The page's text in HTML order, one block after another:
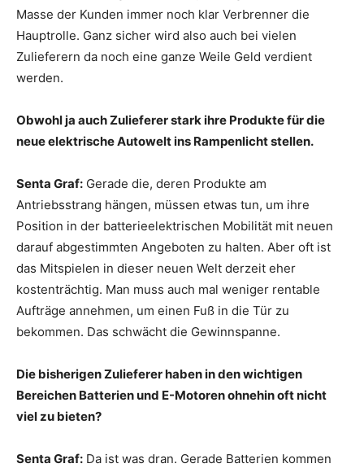
Masse der Kunden immer noch klar Verbrenner die
Hauptrolle. Ganz sicher wird also auch bei vielen
Zulieferern da noch eine ganze Weile Geld verdient
werden.
Obwohl ja auch Zulieferer stark ihre Produkte für die
neue elektrische Autowelt ins Rampenlicht stellen.
Senta Graf: Gerade die, deren Produkte am
Antriebsstrang hängen, müssen etwas tun, um ihre
Position in der batterieelektrischen Mobilität mit neuen
darauf abgestimmten Angeboten zu halten. Aber oft ist
das Mitspielen in dieser neuen Welt derzeit eher
kostenträchtig. Man muss auch mal weniger rentable
Aufträge annehmen, um einen Fuß in die Tür zu
bekommen. Das schwächt die Gewinnspanne.
Die bisherigen Zulieferer haben in den wichtigen
Bereichen Batterien und E-Motoren ohnehin oft nicht
viel zu bieten?
Senta Graf: Da ist was dran. Gerade Batterien kommen